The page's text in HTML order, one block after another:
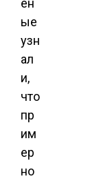
ые
узн
ал
и,
что
пр
им
ер
но